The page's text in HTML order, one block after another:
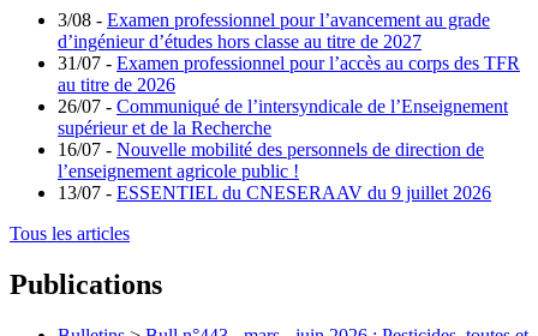
3/08 - Examen professionnel pour l’avancement au grade
d’ingénieur d’études hors classe au titre de 2027
31/07 - Examen professionnel pour l’accès au corps des TFR
au titre de 2026
26/07 - Communiqué de l’intersyndicale de l’Enseignement
supérieur et de la Recherche
16/07 - Nouvelle mobilité des personnels de direction de
l’enseignement agricole public !
13/07 - ESSENTIEL du CNESERAAV du 9 juillet 2026
Tous les articles
Publications